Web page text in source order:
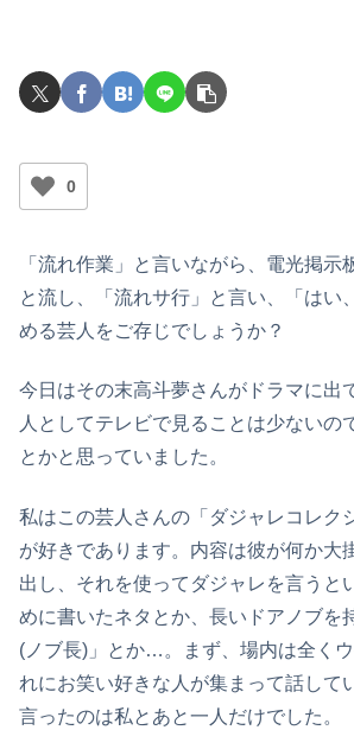
0
「流れ作業」と言いながら、電光掲示
と流し、「流れサ行」と言い、「はい
める芸人をご存じでしょうか？
今日はその末高斗夢さんがドラマに出
人としてテレビで見ることは少ないの
とかと思っていました。
私はこの芸人さんの「ダジャレコレク
が好きであります。内容は彼が何か大
出し、それを使ってダジャレを言うと
めに書いたネタとか、長いドアノブを
(ノブ長)」とか…。まず、場内は全く
れにお笑い好きな人が集まって話して
言ったのは私とあと一人だけでした。